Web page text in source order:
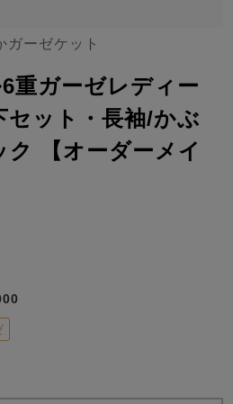
新着商品
ジャマ一覧はこちら
前開
ガールズかぶ
ボーイズ長袖
ガーゼケット
重ガーゼレディー
セット・長袖/かぶ
ク 【オーダーメイ